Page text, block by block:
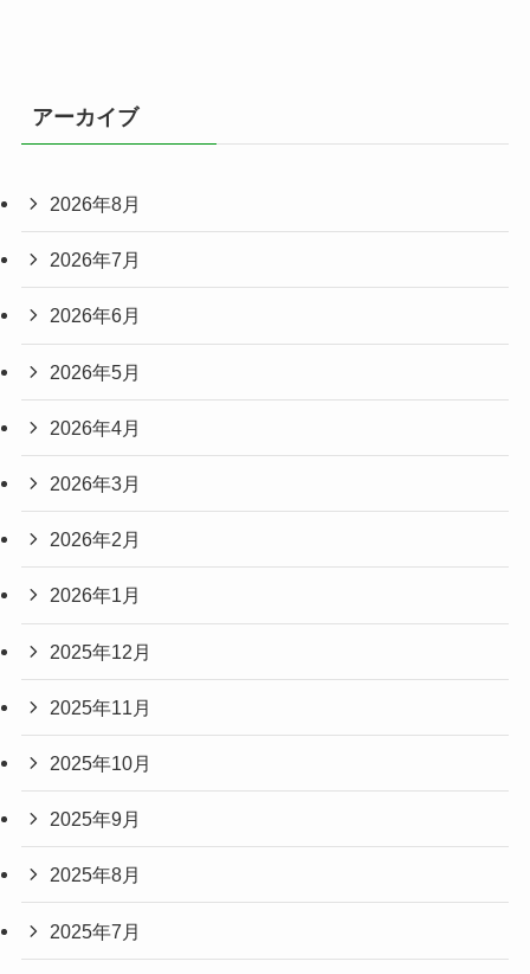
アーカイブ
2026年8月
2026年7月
2026年6月
2026年5月
2026年4月
2026年3月
2026年2月
2026年1月
2025年12月
2025年11月
2025年10月
2025年9月
2025年8月
2025年7月